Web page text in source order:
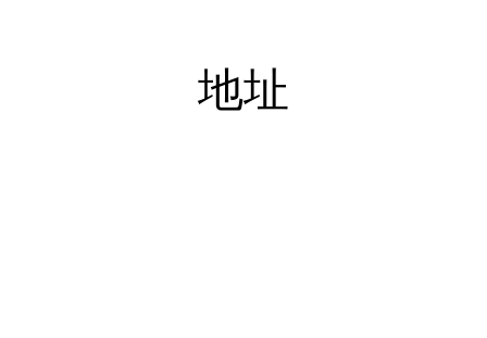
地址